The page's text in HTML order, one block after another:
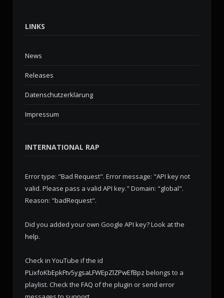
LINKS
News
Releases
Datenschutzerklärung
Impressum
INTERNATIONAL RAP
Error type: "Bad Request". Error message: "API key not
valid. Please pass a valid API key." Domain: "global".
Reason: "badRequest".
Did you added your own Google API key? Look at the
help.
Check in YouTube if the id
PLixfoKbEpkFtv5ygsaLFWEpZlZPwEfBpz belongs to a
playlist. Check the FAQ of the plugin or send error